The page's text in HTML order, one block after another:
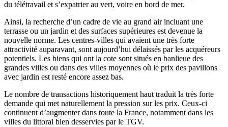
du télétravail et s’expatrier au vert, voire en bord de mer.
Ainsi, la recherche d’un cadre de vie au grand air incluant une
terrasse ou un jardin et des surfaces supérieures est devenue la
nouvelle norme. Les centres-villes qui avaient une très forte
attractivité auparavant, sont aujourd’hui délaissés par les acquéreurs
potentiels. Les biens qui ont la cote sont situés en banlieue des
grandes villes ou dans des villes moyennes où le prix des pavillons
avec jardin est resté encore assez bas.
Le nombre de transactions historiquement haut traduit la très forte
demande qui met naturellement la pression sur les prix. Ceux-ci
continuent d’augmenter dans toute la France, notamment dans les
villes du littoral bien desservies par le TGV.